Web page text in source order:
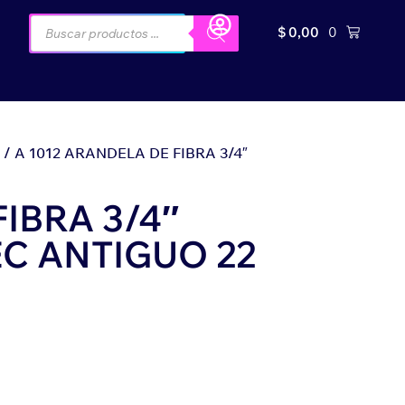
$0,00 0
/ A 1012 ARANDELA DE FIBRA 3/4″
3/4″
ANTIGUO 22